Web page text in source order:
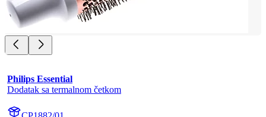
Philips Essential
Dodatak sa termalnom četkom